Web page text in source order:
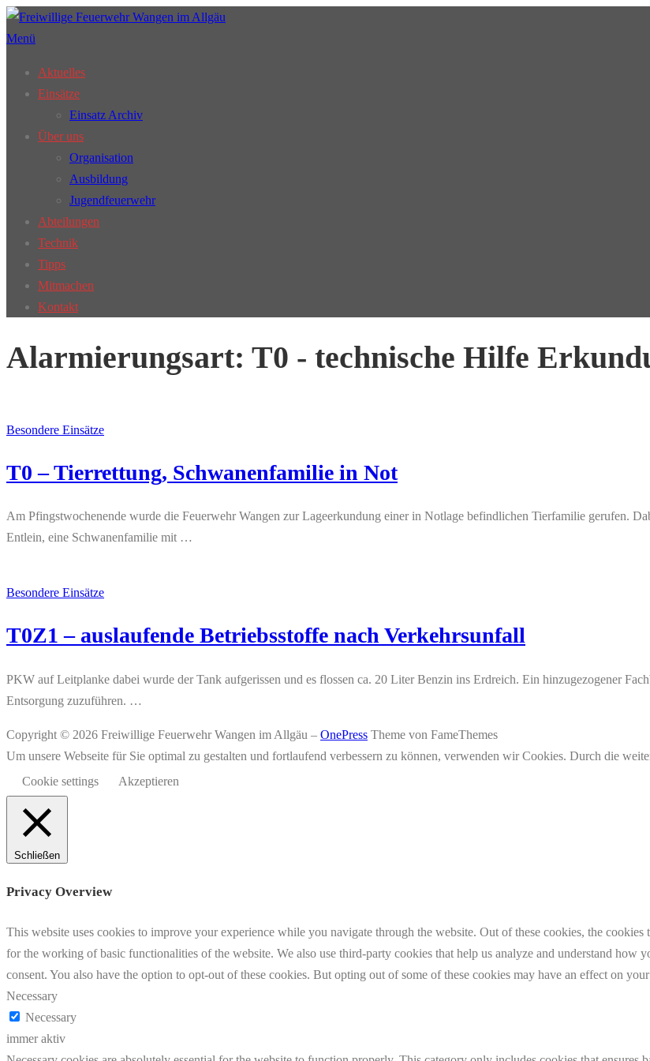
Zum
Inhalt
Menü
Aktuelles
Einsätze
Einsatz Archiv
Über uns
Organisation
Ausbildung
Jugendfeuerwehr
Abteilungen
Technik
Tipps
Mitmachen
Kontakt
Alarmierungsart: T0 - technische Hilfe
Besondere Einsätze
T0 – Tierrettung, Schwanenfamilie in Not
Am Pfingstwochenende wurde die Feuerwehr Wangen zur Lageerkundung einer in Notlage befindlichen Tierfamilie gerufen.
Entlein, eine Schwanenfamilie mit …
Besondere Einsätze
T0Z1 – auslaufende Betriebsstoffe nach Verkehrsunfall
PKW auf Leitplanke dabei wurde der Tank aufgerissen und es flossen ca. 20 Liter Benzin ins Erdreich. Ein hinzugezogener
Entsorgung zuzuführen. …
Copyright © 2026 Freiwillige Feuerwehr Wangen im Allgäu – OnePress Theme von FameThemes
Um unsere Webseite für Sie optimal zu gestalten und fortlaufend verbessern zu können, verwenden wir Cookies. Durch die
Cookie settings
Akzeptieren
Schließen
Privacy Overview
This website uses cookies to improve your experience while you navigate through the website. Out of these cookies, the cookies
for the working of basic functionalities of the website. We also use third-party cookies that help us analyze and understand
consent. You also have the option to opt-out of these cookies. But opting out of some of these cookies may have an effect on
Necessary
Necessary
immer aktiv